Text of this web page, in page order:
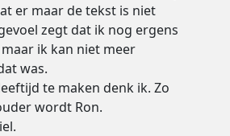
er maar de tekst is niet
zegt dat ik nog ergens
ik kan niet meer
was.
te maken denk ik. Zo
wordt Ron.